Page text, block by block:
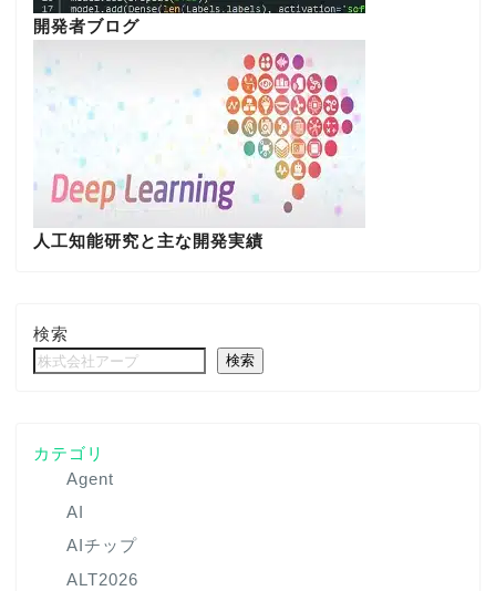
開発者ブログ
人工知能研究と主な開発実績
検索
検索
カテゴリ
Agent
AI
AIチップ
ALT2026